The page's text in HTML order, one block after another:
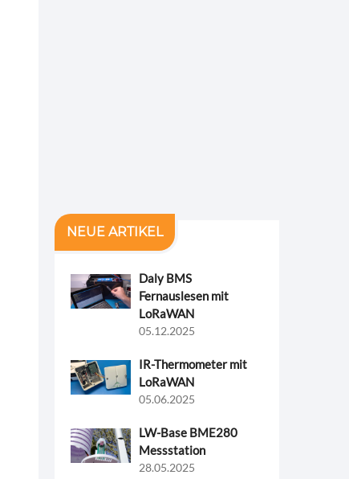
NEUE ARTIKEL
Daly BMS
Fernauslesen mit
LoRaWAN
05.12.2025
IR-Thermometer mit
LoRaWAN
05.06.2025
LW-Base BME280
Messstation
28.05.2025